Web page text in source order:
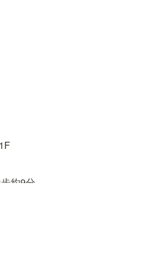
約9分